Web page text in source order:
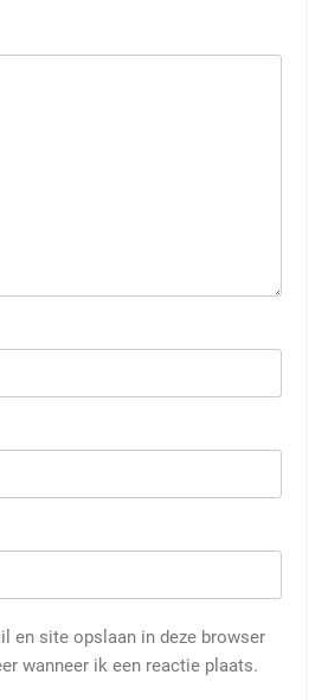
en site opslaan in deze browser
wanneer ik een reactie plaats.